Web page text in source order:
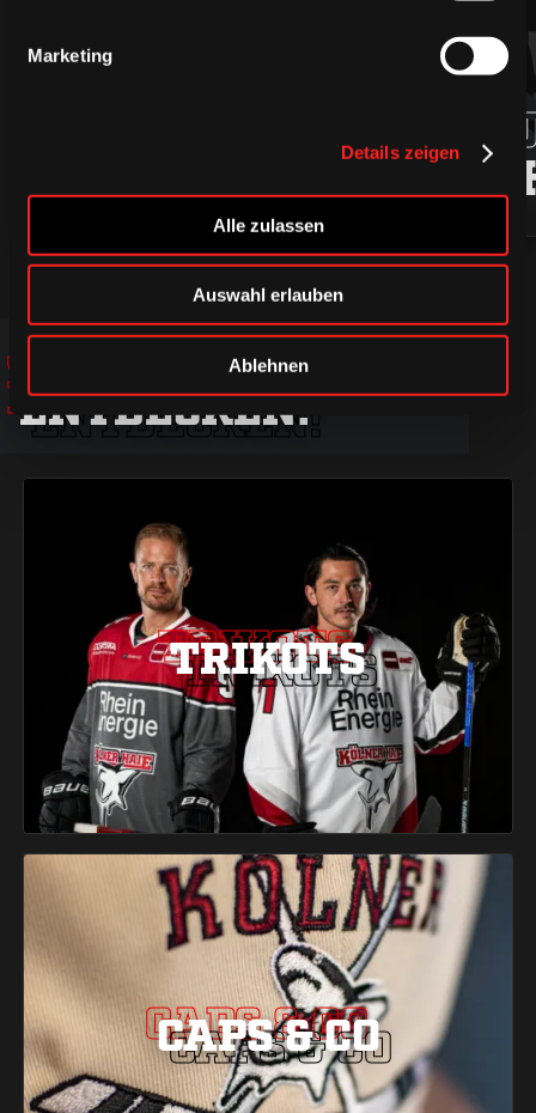
Marketing
Details zeigen
Alle zulassen
Auswahl erlauben
Ablehnen
ENTDECKEN!
JETZT
ENTDECKEN!
ENTDECKEN!
TRIKOTS
TRIKOTS
TRIKOTS
CAPS & CO
CAPS & CO
CAPS & CO